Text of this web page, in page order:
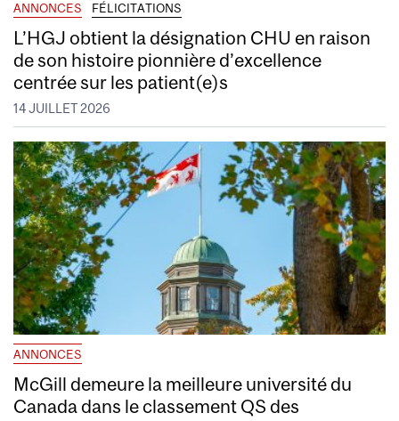
ANNONCES FÉLICITATIONS
L’HGJ obtient la désignation CHU en raison
de son histoire pionnière d’excellence
centrée sur les patient(e)s
14 JUILLET 2026
ANNONCES
McGill demeure la meilleure université du
Canada dans le classement QS des